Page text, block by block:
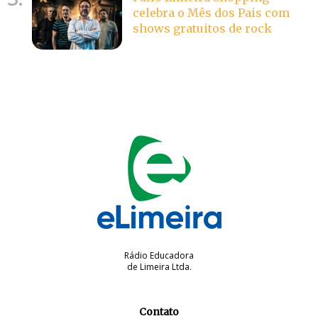
celebra o Mês dos Pais com
shows gratuitos de rock
Rádio Educadora
de Limeira Ltda.
Contato